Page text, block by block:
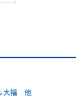
大福 他